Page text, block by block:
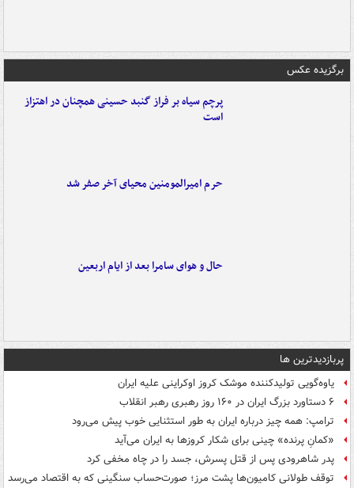
برگزیده عکس
پرچم سیاه بر فراز گنبد حسینی همچنان در اهتزاز
است
حرم امیرالمومنین محیای آخر صفر شد
حال و هوای سامرا بعد از ایام اربعین
پربازدیدترین ها
یاوه‌گویی تولیدکننده موشک کروز اوکراینی علیه ایران
۶ دستاورد بزرگ ایران در ۱۶۰ روز رهبری رهبر انقلاب
ترامپ: همه چیز درباره ایران به طور استثنایی خوب پیش می‌رود
«کمانِ پرنده» چینی برای شکار کروزها به ایران می‌آید
پدر شاهرودی پس از قتل پسرش، جسد را در چاه مخفی کرد
توقف طولانی کامیون‌ها پشت مرز؛ صورت‌حساب سنگینی که به اقتصاد می‌رسد